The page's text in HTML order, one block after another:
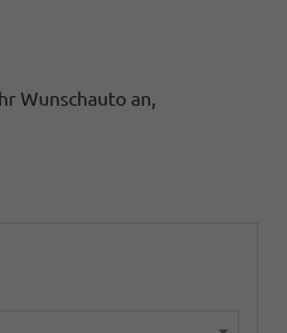
Wunschauto an,